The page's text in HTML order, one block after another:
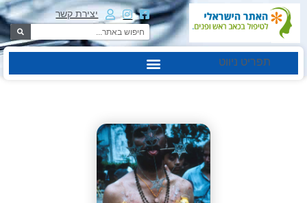
יצירת קשר
תפריט ניווט